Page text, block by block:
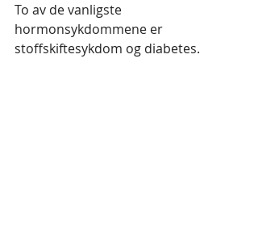
To av de vanligste
hormonsykdommene er
stoffskiftesykdom og diabetes.